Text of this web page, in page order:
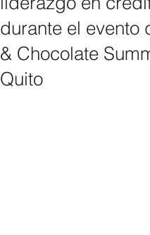
durante el evento
& Chocolate
Quito